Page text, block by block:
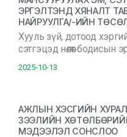
ЭРГЭЛТЭНД ХЯНАЛТ
НАЙРУУЛГА/-ИЙН
Хууль зүй, дотоод
сэтгэцэд нөлөөт бодисын
2025-10-13
АЖЛЫН ХЭСГИЙН
ЗЭЭЛИЙН
МЭДЭЭЛЭЛ СОНСЛОО